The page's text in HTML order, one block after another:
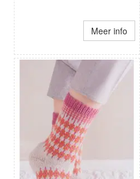
Meer info